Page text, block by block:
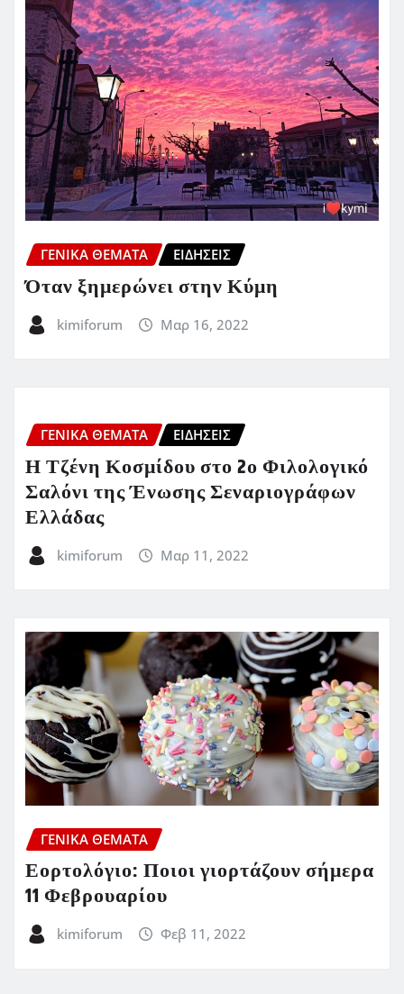
ΓΕΝΙΚΑ ΘΕΜΑΤΑ ΕΙΔΗΣΕΙΣ
Όταν ξημερώνει στην Κύμη
kimiforum Μαρ 16, 2022
ΓΕΝΙΚΑ ΘΕΜΑΤΑ ΕΙΔΗΣΕΙΣ
Η Τζένη Κοσμίδου στο 2ο Φιλολογικό
Σαλόνι της Ένωσης Σεναριογράφων
Ελλάδας
kimiforum Μαρ 11, 2022
ΓΕΝΙΚΑ ΘΕΜΑΤΑ
Εορτολόγιο: Ποιοι γιορτάζουν σήμερα
11 Φεβρουαρίου
kimiforum Φεβ 11, 2022